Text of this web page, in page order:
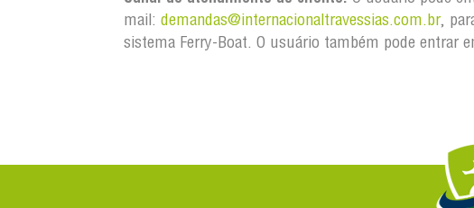
mail: demandas@internacionaltravessias.com.br,
sistema Ferry-Boat. O usuário também pode entrar